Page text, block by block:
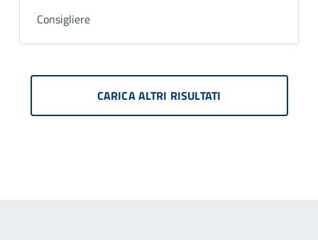
Consigliere
CARICA ALTRI RISULTATI